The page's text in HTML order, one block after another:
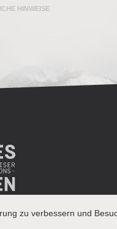
HINWEISE
zu verbessern und